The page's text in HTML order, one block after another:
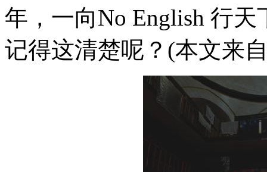
年，一向No English 行
记得这清楚呢？(本文来